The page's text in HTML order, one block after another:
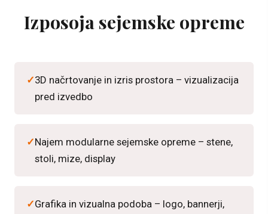
Izposoja sejemske opreme
3D načrtovanje in izris prostora – vizualizacija
pred izvedbo
Najem modularne sejemske opreme – stene,
stoli, mize, display
Grafika in vizualna podoba – logo, bannerji,